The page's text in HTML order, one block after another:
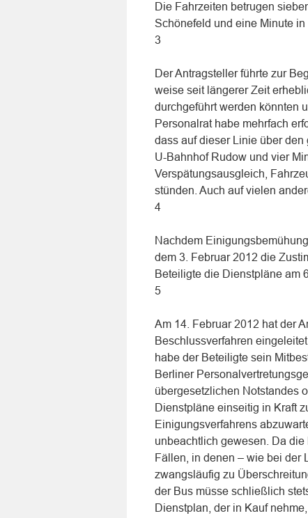
Die Fahrzeiten betrugen
Schönefeld und eine Minute in
3
Der Antragsteller führte zur
weise seit längerer Zeit
durchgeführt werden könnten
Personalrat habe mehrfach
dass auf dieser Linie über
U-Bahnhof Rudow und vier
Verspätungsausgleich,
stünden. Auch auf vielen
4
Nachdem
dem 3. Februar 2012 die
Beteiligte die Dienstpläne am
5
Am 14. Februar 2012 hat der
Beschlussverfahren
habe der Beteiligte sein
Berliner
übergesetzlichen Notstandes
Dienstpläne einseitig in Kraft
Einigungsverfahrens
unbeachtlich gewesen. Da
Fällen, in denen – wie bei der
zwangsläufig zu
der Bus müsse schließlich
Dienstplan, der in Kauf